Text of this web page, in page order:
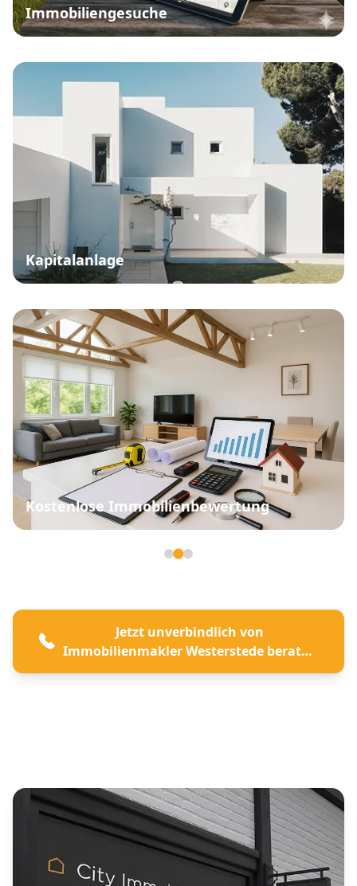
Immobiliengesuche
Kapitalanlage
Kostenlose Immobilienbewertung
Jetzt unverbindlich von
Immobilienmakler Westerstede beraten
lassen